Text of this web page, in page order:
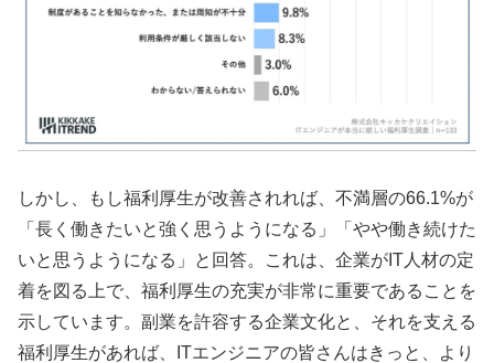
しかし、もし福利厚生が改善されれば、不満層の66.1%が
「長く働きたいと強く思うようになる」「やや働き続けた
いと思うようになる」と回答。これは、企業がIT人材の定
着を図る上で、福利厚生の充実が非常に重要であることを
示しています。副業を許容する企業文化と、それを支える
福利厚生があれば、ITエンジニアの皆さんはきっと、より